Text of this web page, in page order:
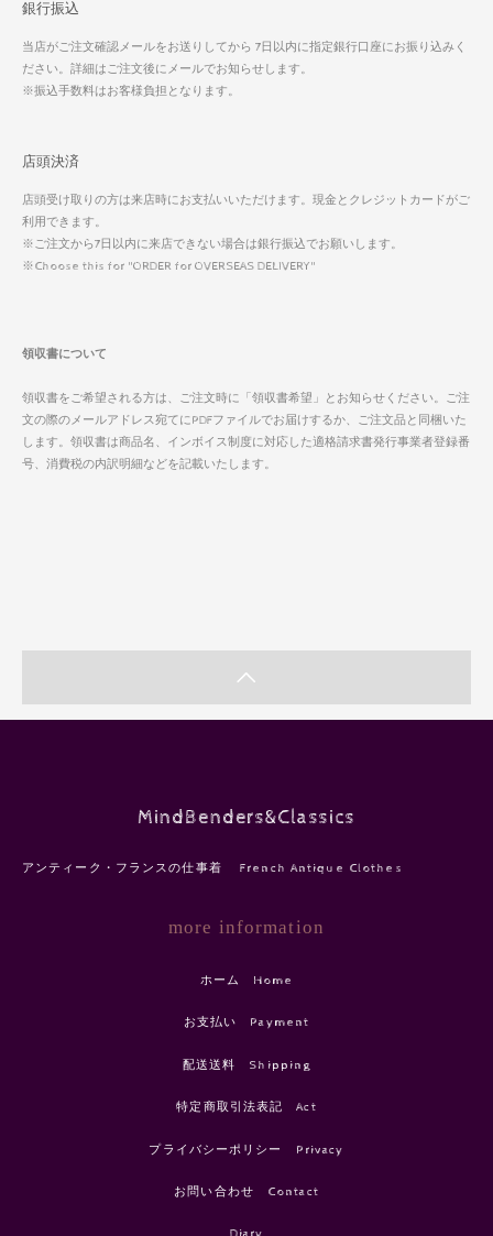
銀行振込
当店がご注文確認メールをお送りしてから 7日以内に指定銀行口座にお振り込みく
ださい。詳細はご注文後にメールでお知らせします。
※振込手数料はお客様負担となります。
店頭決済
店頭受け取りの方は来店時にお支払いいただけます。現金とクレジットカードがご
利用できます。
※ご注文から7日以内に来店できない場合は銀行振込でお願いします。
※Choose this for "ORDER for OVERSEAS DELIVERY"
領収書について
領収書をご希望される方は、ご注文時に「領収書希望」とお知らせください。ご注
文の際のメールアドレス宛てにPDFファイルでお届けするか、ご注文品と同梱いた
します。領収書は商品名、インボイス制度に対応した適格請求書発行事業者登録番
号、消費税の内訳明細などを記載いたします。
MindBenders&Classics
アンティーク・フランスの仕事着 French Antique Clothes
more information
ホーム Home
お支払い Payment
配送送料 Shipping
特定商取引法表記 Act
プライバシーポリシー Privacy
お問い合わせ Contact